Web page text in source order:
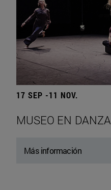
17 SEP -11 NOV.
MUSEO EN DANZA
Más información